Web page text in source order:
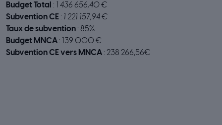
Budget Total : 1 436 656,40 €
Subvention CE : 1 221 157,94 €
Taux de subvention : 85%
Budget MNCA : 139 000 €
Subvention CE vers MNCA : 238 266,56€